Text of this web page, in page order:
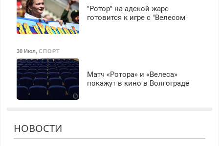
"Ротор" на адской жаре
готовится к игре с "Велесом"
30 Июл, СПОРТ
Матч «Ротора» и «Велеса»
покажут в кино в Волгограде
НОВОСТИ